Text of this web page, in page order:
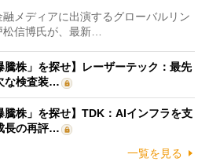
メディアに出演するグローバルリン
信博氏が、最新…
騰株」を探せ】レーザーテック：最先
な検査装…
騰株」を探せ】TDK：AIインフラを支
長の再評…
一覧を見る